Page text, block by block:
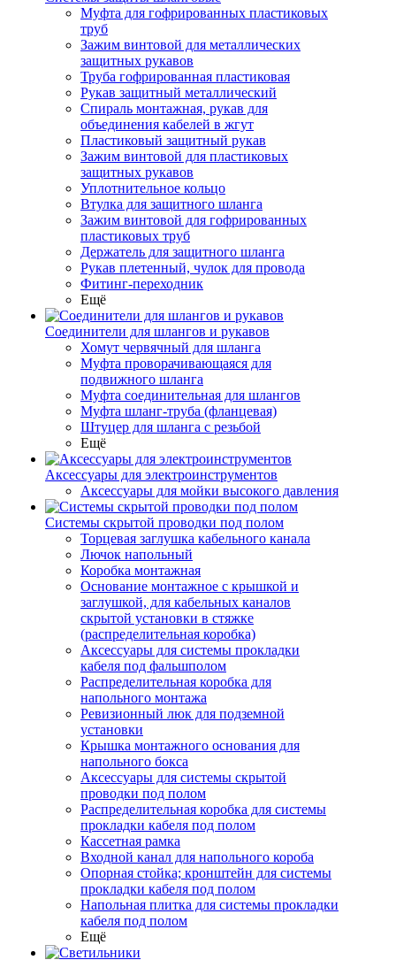
Муфта для гофрированных пластиковых
труб
Зажим винтовой для металлических
защитных рукавов
Труба гофрированная пластиковая
Рукав защитный металлический
Спираль монтажная, рукав для
объединения кабелей в жгут
Пластиковый защитный рукав
Зажим винтовой для пластиковых
защитных рукавов
Уплотнительное кольцо
Втулка для защитного шланга
Зажим винтовой для гофрированных
пластиковых труб
Держатель для защитного шланга
Рукав плетенный, чулок для провода
Фитинг-переходник
Ещё
Соединители для шлангов и рукавов
Хомут червячный для шланга
Муфта проворачивающаяся для
подвижного шланга
Муфта соединительная для шлангов
Муфта шланг-труба (фланцевая)
Штуцер для шланга с резьбой
Ещё
Аксессуары для электроинструментов
Аксессуары для мойки высокого давления
Системы скрытой проводки под полом
Торцевая заглушка кабельного канала
Лючок напольный
Коробка монтажная
Основание монтажное с крышкой и
заглушкой, для кабельных каналов
скрытой установки в стяжке
(распределительная коробка)
Аксессуары для системы прокладки
кабеля под фальшполом
Распределительная коробка для
напольного монтажа
Ревизионный люк для подземной
установки
Крышка монтажного основания для
напольного бокса
Аксессуары для системы скрытой
проводки под полом
Распределительная коробка для системы
прокладки кабеля под полом
Кассетная рамка
Входной канал для напольного короба
Опорная стойка; кронштейн для системы
прокладки кабеля под полом
Напольная плитка для системы прокладки
кабеля под полом
Ещё